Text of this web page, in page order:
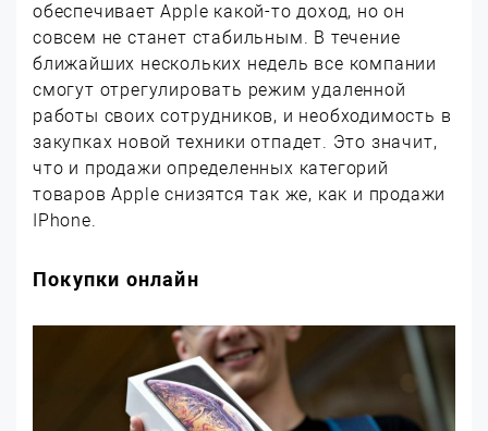
обеспечивает Apple какой-то доход, но он
совсем не станет стабильным. В течение
ближайших нескольких недель все компании
смогут отрегулировать режим удаленной
работы своих сотрудников, и необходимость в
закупках новой техники отпадет. Это значит,
что и продажи определенных категорий
товаров Apple снизятся так же, как и продажи
IPhone.
Покупки онлайн